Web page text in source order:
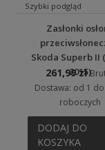
Szybki podgląd
Zasłonki
Skoda Superb II
2015)
261,99 zł
Dostawa: od 1
roboczych
DODAJ DO
KOSZYKA